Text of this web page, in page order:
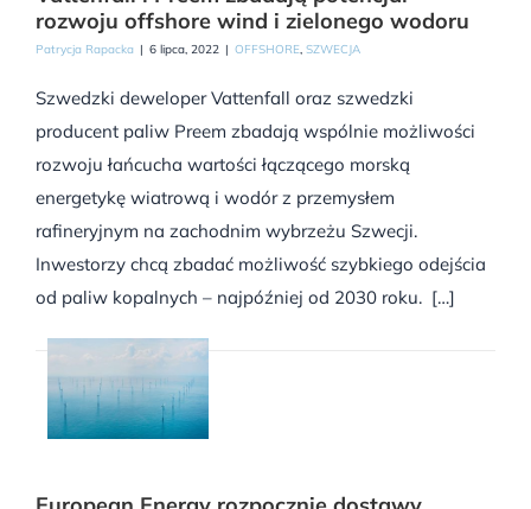
rozwoju offshore wind i zielonego wodoru
Patrycja Rapacka | 6 lipca, 2022 | OFFSHORE SZWECJA
Szwedzki deweloper Vattenfall oraz szwedzki
producent paliw Preem zbadają wspólnie możliwości
rozwoju łańcucha wartości łączącego morską
energetykę wiatrową i wodór z przemysłem
rafineryjnym na zachodnim wybrzeżu Szwecji.
Inwestorzy chcą zbadać możliwość szybkiego odejścia
od paliw kopalnych – najpóźniej od 2030 roku. […]